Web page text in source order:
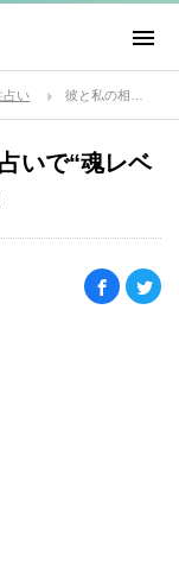
占い
いで“魂レベ